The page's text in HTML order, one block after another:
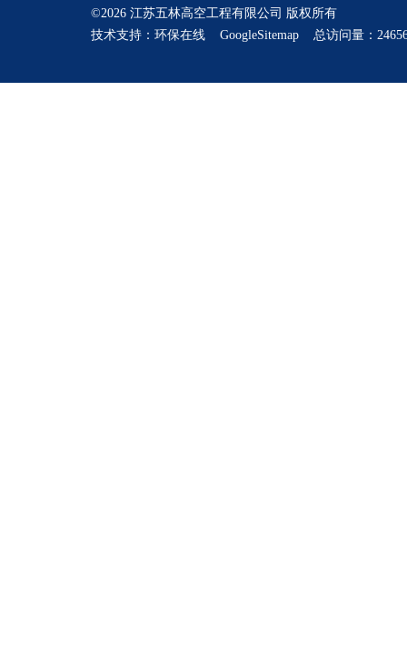
©2026 江苏五林高空工程有限公司 版权所有
技术支持： 环保在线 GoogleSitemap 总访问量：